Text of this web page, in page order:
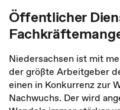
Öffentlicher
Niedersachsen ist mit
der größte Arbeitgeber
einen in Konkurrenz zur
Nachwuchs. Der wird